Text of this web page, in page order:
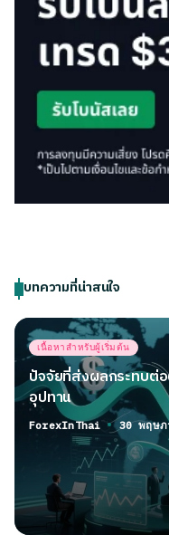
บทความที่น่าสนใจ
Posted
in
เนื้อหาสำหรับผู้เริ่มต้น
ปัจจัยที่ส่งผลกระทบต่อ
อุปทาน
Posted
ForexInThai 30 พฤษ